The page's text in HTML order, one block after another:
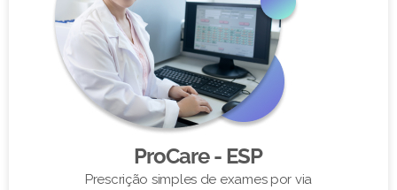
ProCare - ESP
Prescrição simples de exames por via